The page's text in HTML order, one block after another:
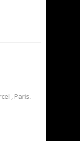
, Paris.